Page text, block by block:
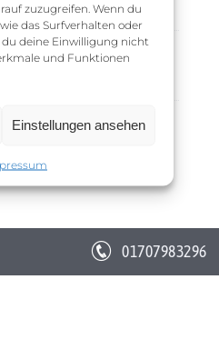
zuzugreifen. Wenn du
das Surfverhalten oder
deine Einwilligung nicht
und Funktionen
Einstellungen ansehen
01707983296